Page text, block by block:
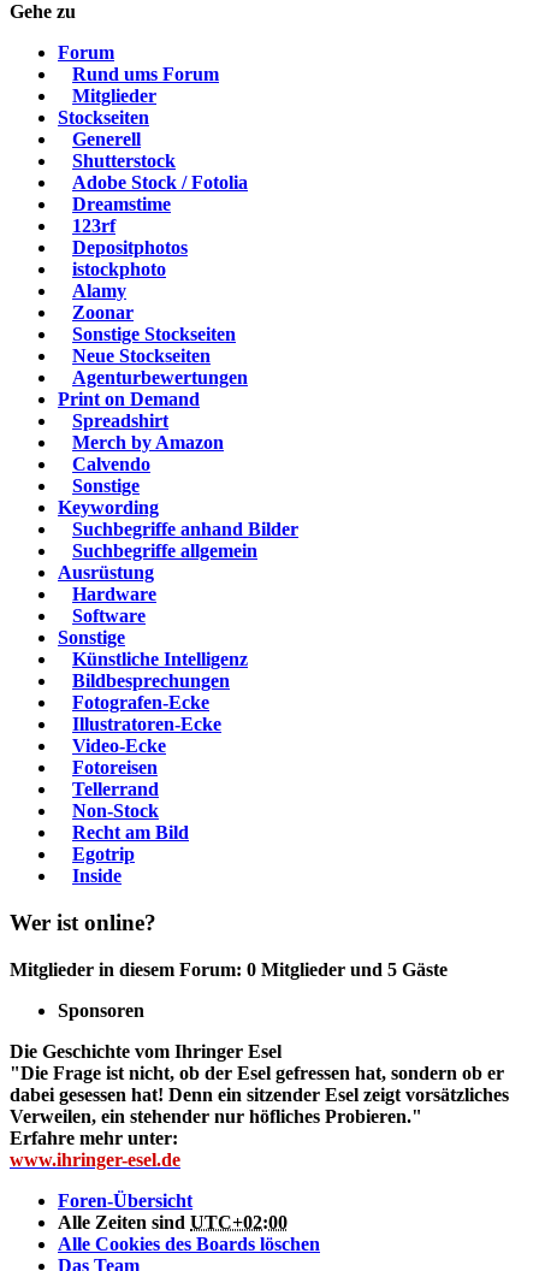
Gehe zu
Forum
Rund ums Forum
Mitglieder
Stockseiten
Generell
Shutterstock
Adobe Stock / Fotolia
Dreamstime
123rf
Depositphotos
istockphoto
Alamy
Zoonar
Sonstige Stockseiten
Neue Stockseiten
Agenturbewertungen
Print on Demand
Spreadshirt
Merch by Amazon
Calvendo
Sonstige
Keywording
Suchbegriffe anhand Bilder
Suchbegriffe allgemein
Ausrüstung
Hardware
Software
Sonstige
Künstliche Intelligenz
Bildbesprechungen
Fotografen-Ecke
Illustratoren-Ecke
Video-Ecke
Fotoreisen
Tellerrand
Non-Stock
Recht am Bild
Egotrip
Inside
Wer ist online?
Mitglieder in diesem Forum: 0 Mitglieder und 5 Gäste
Sponsoren
Die Geschichte vom Ihringer Esel
"Die Frage ist nicht, ob der Esel gefressen hat, sondern ob er
dabei gesessen hat! Denn ein sitzender Esel zeigt vorsätzliches
Verweilen, ein stehender nur höfliches Probieren."
Erfahre mehr unter:
www.ihringer-esel.de
Foren-Übersicht
Alle Zeiten sind UTC+02:00
Alle Cookies des Boards löschen
Das Team